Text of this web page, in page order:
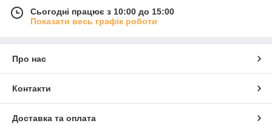
Сьогодні працює з 10:00 до 15:00
Показати весь графік роботи
Про нас
Контакти
Доставка та оплата